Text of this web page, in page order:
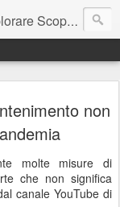
Scoprire Creare
non
molte misure di
che non significa
canale YouTube di